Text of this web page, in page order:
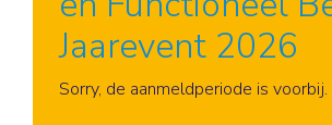
Jaarevent 2026
Aanmelden
Sorry, de aanmeldperiode is voorbij.